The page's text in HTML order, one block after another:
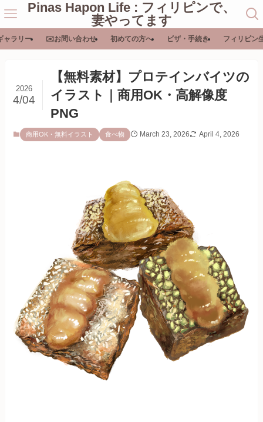
Pinas Hapon Life : フィリピンで、
妻やってます
ャラリー ✉️お問い合わせ 初めての方へ ビザ・手続き フィリピン
【無料素材】プロテインバイツの
イラスト｜商用OK・高解像度
PNG
2026
4/04
商用OK・無料イラスト 食べ物 March 23, 2026 April 4, 2026